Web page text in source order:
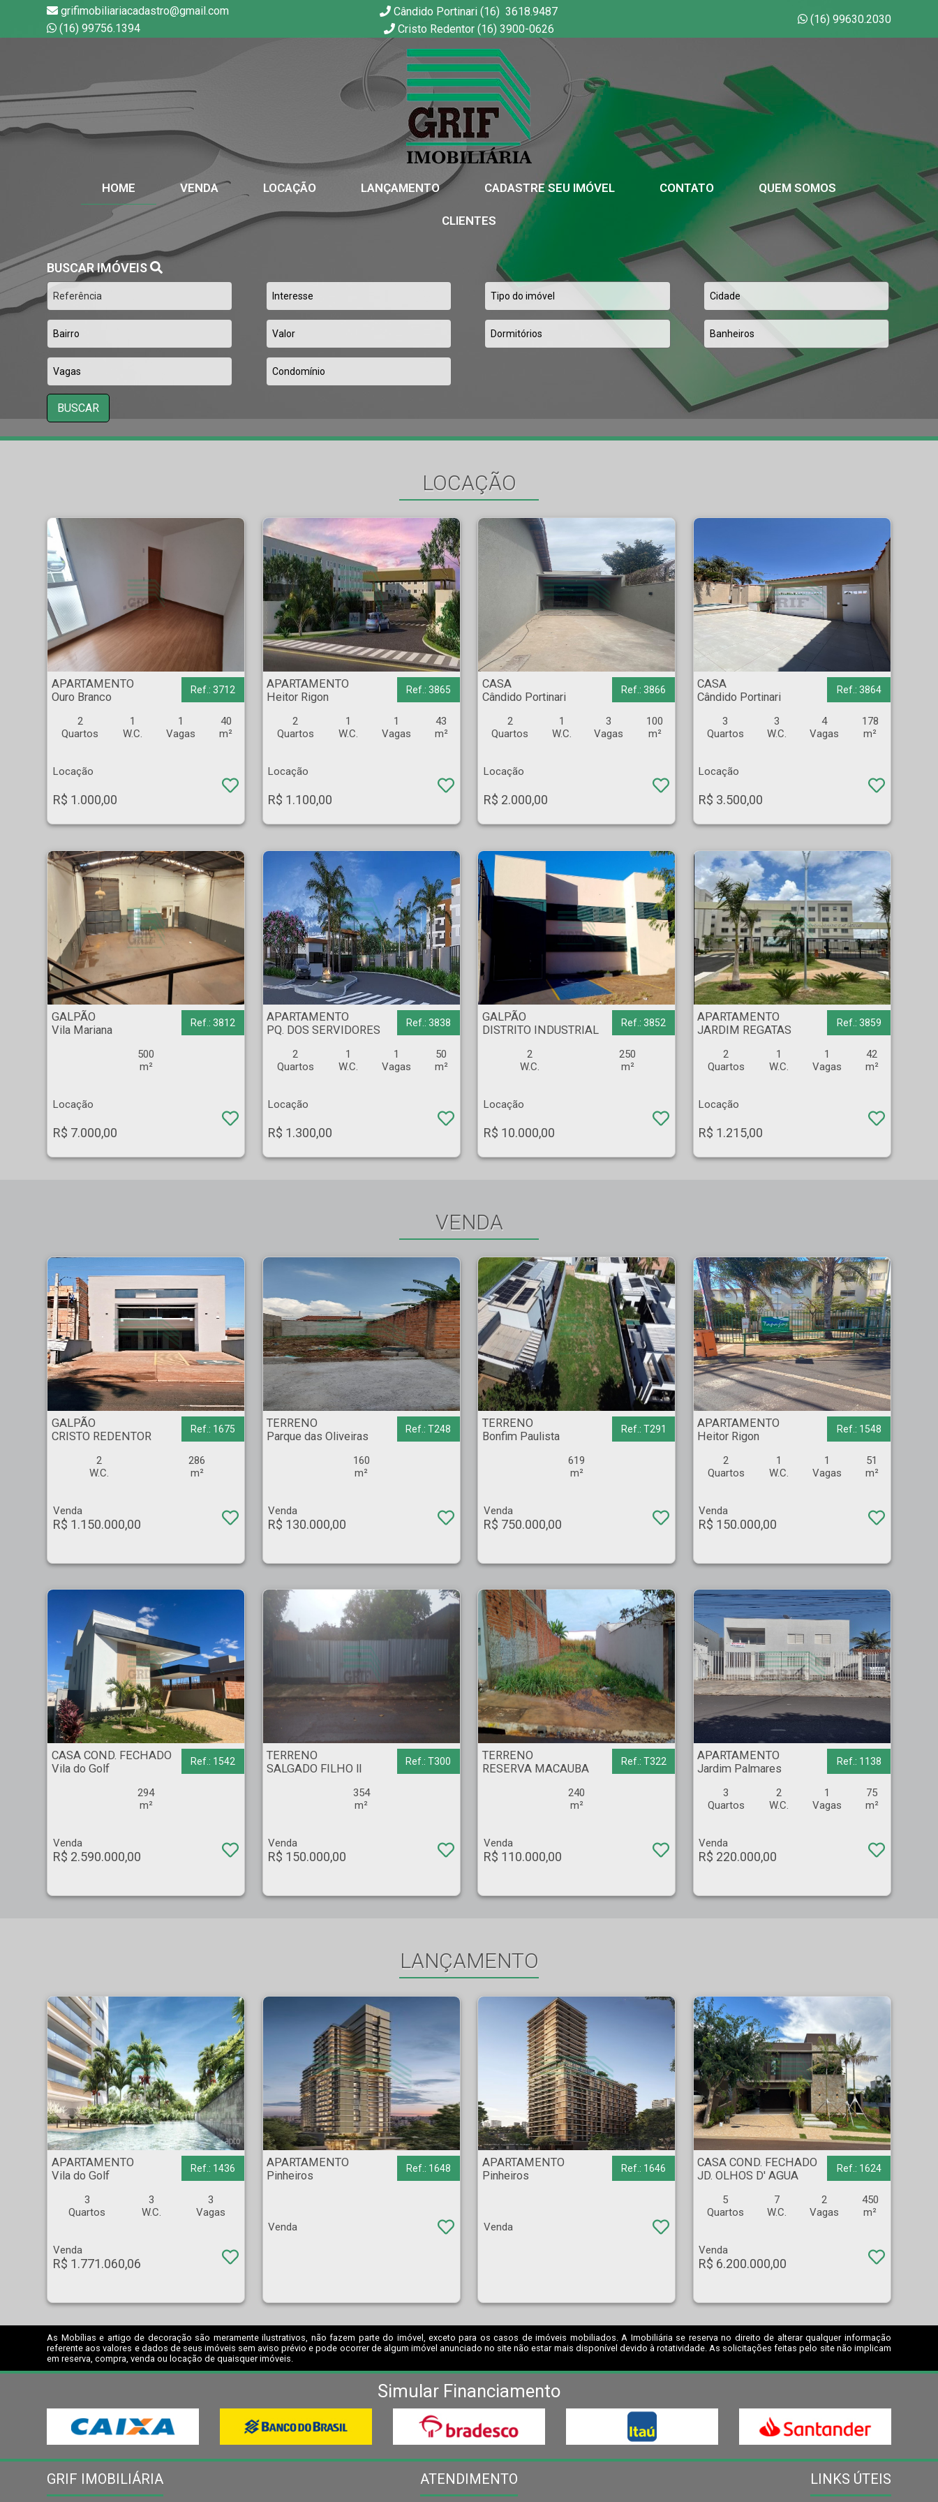
grifimobiliariacadastro@gmail.com
(16) 99756.1394
Cândido Portinari (16) 3618.9487
Cristo Redentor (16) 3900-0626
(16) 99630.2030
HOME VENDA LOCAÇÃO LANÇAMENTO CADASTRE SEU IMÓVEL CONTATO QUEM SOMOS
CLIENTES
BUSCAR IMÓVEIS
BUSCAR
LOCAÇÃO
APARTAMENTO - Ouro Branco - Ribeirão Preto
APARTAMENTO
Ouro Branco
Ref.: 3712
2
Quartos
1
W.C.
1
Vagas
40
m²
Locação
R$ 1.000,00
APARTAMENTO - Heitor Rigon - Ribeirão Preto
APARTAMENTO
Heitor Rigon
Ref.: 3865
2
Quartos
1
W.C.
1
Vagas
43
m²
Locação
R$ 1.100,00
CASA - Cândido Portinari - Ribeirão Preto
CASA
Cândido Portinari
Ref.: 3866
2
Quartos
1
W.C.
3
Vagas
100
m²
Locação
R$ 2.000,00
CASA - Cândido Portinari - Ribeirão Preto
CASA
Cândido Portinari
Ref.: 3864
3
Quartos
3
W.C.
4
Vagas
178
m²
Locação
R$ 3.500,00
GALPÃO - Vila Mariana - Ribeirão Preto
GALPÃO
Vila Mariana
Ref.: 3812
500
m²
Locação
R$ 7.000,00
APARTAMENTO - PQ. DOS SERVIDORES - Ribeirão Preto
APARTAMENTO
PQ. DOS SERVIDORES
Ref.: 3838
2
Quartos
1
W.C.
1
Vagas
50
m²
Locação
R$ 1.300,00
GALPÃO - DISTRITO INDUSTRIAL - Ribeirão Preto
GALPÃO
DISTRITO INDUSTRIAL
Ref.: 3852
2
W.C.
250
m²
Locação
R$ 10.000,00
APARTAMENTO - JARDIM REGATAS - Ribeirão Preto
APARTAMENTO
JARDIM REGATAS
Ref.: 3859
2
Quartos
1
W.C.
1
Vagas
42
m²
Locação
R$ 1.215,00
VENDA
GALPÃO - CRISTO REDENTOR - Ribeirão Preto
GALPÃO
CRISTO REDENTOR
Ref.: 1675
2
W.C.
286
m²
Venda
R$ 1.150.000,00
TERRENO - Parque das Oliveiras - Ribeirão Preto
TERRENO
Parque das Oliveiras
Ref.: T248
160
m²
Venda
R$ 130.000,00
TERRENO - Bonfim Paulista - Ribeirão Preto
TERRENO
Bonfim Paulista
Ref.: T291
619
m²
Venda
R$ 750.000,00
APARTAMENTO - Heitor Rigon - Ribeirão Preto
APARTAMENTO
Heitor Rigon
Ref.: 1548
2
Quartos
1
W.C.
1
Vagas
51
m²
Venda
R$ 150.000,00
CASA COND. FECHADO - Vila do Golf - Ribeirão Preto
CASA COND. FECHADO
Vila do Golf
Ref.: 1542
294
m²
Venda
R$ 2.590.000,00
TERRENO
SALGADO FILHO ll
Ref.: T300
354
m²
Venda
R$ 150.000,00
TERRENO - RESERVA MACAUBA - Ribeirão Preto
TERRENO
RESERVA MACAUBA
Ref.: T322
240
m²
Venda
R$ 110.000,00
APARTAMENTO - Jardim Palmares - Ribeirão Preto
APARTAMENTO
Jardim Palmares
Ref.: 1138
3
Quartos
2
W.C.
1
Vagas
75
m²
Venda
R$ 220.000,00
LANÇAMENTO
APARTAMENTO - Vila do Golf - Ribeirão Preto
APARTAMENTO
Vila do Golf
Ref.: 1436
3
Quartos
3
W.C.
3
Vagas
Venda
R$ 1.771.060,06
APARTAMENTO - Pinheiros - São Paulo
APARTAMENTO
Pinheiros
Ref.: 1648
Venda
APARTAMENTO - Pinheiros - São Paulo
APARTAMENTO
Pinheiros
Ref.: 1646
Venda
CASA COND. FECHADO - JD. OLHOS D' AGUA - Ribeirão Preto
CASA COND. FECHADO
JD. OLHOS D' AGUA
Ref.: 1624
5
Quartos
7
W.C.
2
Vagas
450
m²
Venda
R$ 6.200.000,00
As Mobílias e artigo de decoração são meramente ilustrativos, não fazem parte do imóvel, exceto para os casos de imóveis mobiliados. A Imobiliária se reserva no direito de alterar qualquer informação
referente aos valores e dados de seus imóveis sem aviso prévio e pode ocorrer de algum imóvel anunciado no site não estar mais disponível devido à rotatividade. As solicitações feitas pelo site não implicam
em reserva, compra, venda ou locação de quaisquer imóveis.
Simular Financiamento
GRIF IMOBILIÁRIA ATENDIMENTO LINKS ÚTEIS